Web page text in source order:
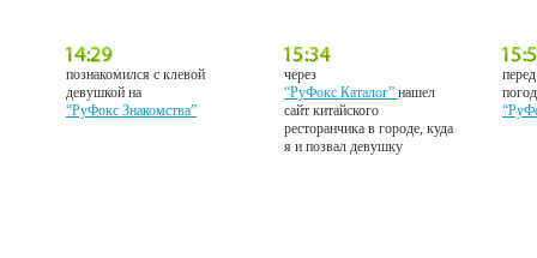
познакомился с клевой
девушкой на
“РуФокс Знакомства”
через
“РуФокс Каталог”нашел
сайт китайского
ресторанчика в городе, куда
я и позвал девушку